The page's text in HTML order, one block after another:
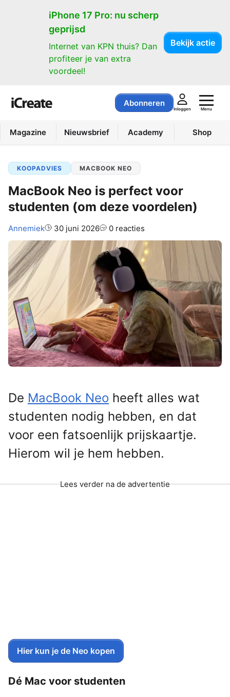
iPhone 17 Pro: nu scherp
geprijsd
Internet van KPN thuis? Dan
profiteer je van extra
voordeel!
Bekijk actie
Abonneren
Inloggen Menu
Magazine Nieuwsbrief Academy Shop
KOOPADVIES MACBOOK NEO
MacBook Neo is perfect voor
studenten (om deze voordelen)
Auteur:
Annemiek 30 juni 2026 0 reacties
De MacBook Neo heeft alles wat
studenten nodig hebben, en dat
voor een fatsoenlijk prijskaartje.
Hierom wil je hem hebben.
Lees verder na de advertentie
Hier kun je de Neo kopen
Dé Mac voor studenten